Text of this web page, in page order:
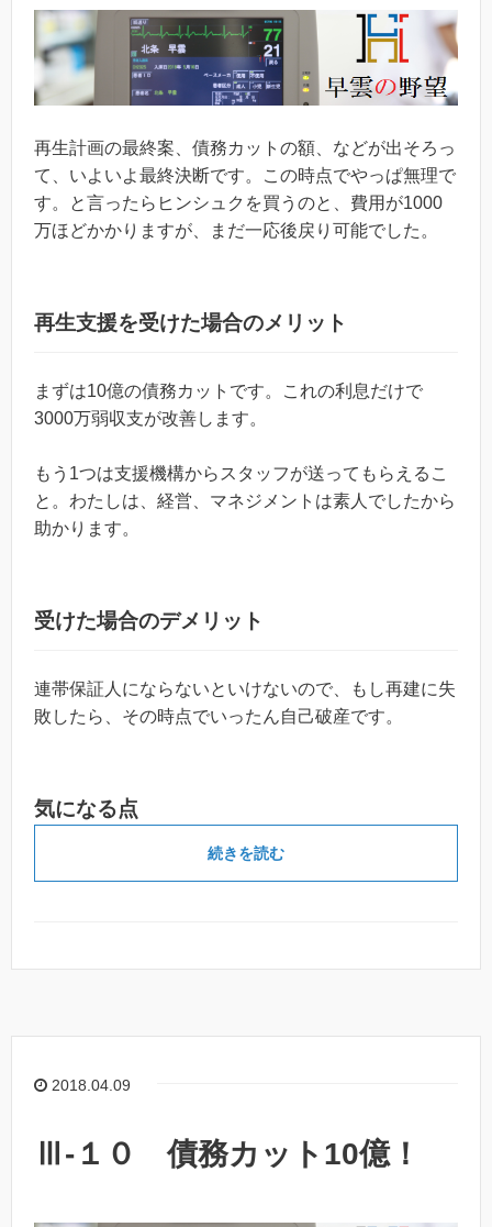
再生計画の最終案、債務カットの額、などが出そろっ
て、いよいよ最終決断です。この時点でやっぱ無理で
す。と言ったらヒンシュクを買うのと、費用が1000
万ほどかかりますが、まだ一応後戻り可能でした。
再生支援を受けた場合のメリット
まずは10億の債務カットです。これの利息だけで
3000万弱収支が改善します。
もう1つは支援機構からスタッフが送ってもらえるこ
と。わたしは、経営、マネジメントは素人でしたから
助かります。
受けた場合のデメリット
連帯保証人にならないといけないので、もし再建に失
敗したら、その時点でいったん自己破産です。
気になる点
続きを読む
2018.04.09
Ⅲ-１０ 債務カット10億！